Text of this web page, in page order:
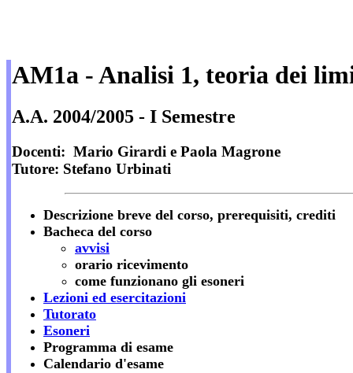
AM1a - Analisi 1, teoria dei
A.A. 2004/2005 - I Semestre
Docenti: Mario Girardi e Paola Magrone
Tutore: Stefano Urbinati
Descrizione breve del corso, prerequisiti, crediti
Bacheca del corso
avvisi
orario ricevimento
come funzionano gli esoneri
Lezioni ed esercitazioni
Tutorato
Esoneri
Programma di esame
Calendario d'esame